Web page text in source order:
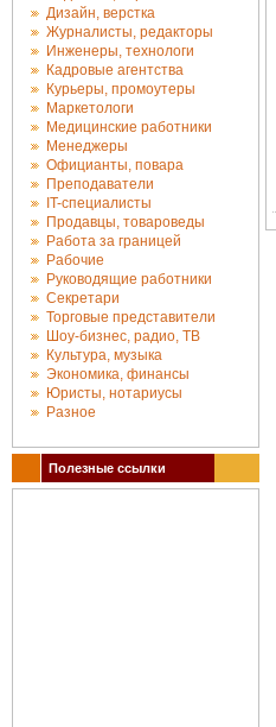
Дизайн, верстка
Журналисты, редакторы
Инженеры, технологи
Кадровые агентства
Курьеры, промоутеры
Маркетологи
Медицинские работники
Менеджеры
Официанты, повара
Преподаватели
IT-специалисты
Продавцы, товароведы
Работа за границей
Рабочие
Руководящие работники
Секретари
Торговые представители
Шоу-бизнес, радио, ТВ
Культура, музыка
Экономика, финансы
Юристы, нотариусы
Разное
Полезные ссылки